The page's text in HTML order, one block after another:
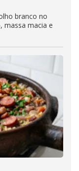
branco no
massa macia e